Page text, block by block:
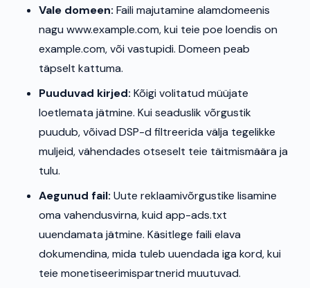
Vale domeen: Faili majutamine alamdomeenis
nagu www.example.com, kui teie poe loendis on
example.com, või vastupidi. Domeen peab
täpselt kattuma.
Puuduvad kirjed: Kõigi volitatud müüjate
loetlemata jätmine. Kui seaduslik võrgustik
puudub, võivad DSP-d filtreerida välja tegelikke
muljeid, vähendades otseselt teie täitmismäära ja
tulu.
Aegunud fail: Uute reklaamivõrgustike lisamine
oma vahendusvirna, kuid app-ads.txt
uuendamata jätmine. Käsitlege faili elava
dokumendina, mida tuleb uuendada iga kord, kui
teie monetiseerimispartnerid muutuvad.